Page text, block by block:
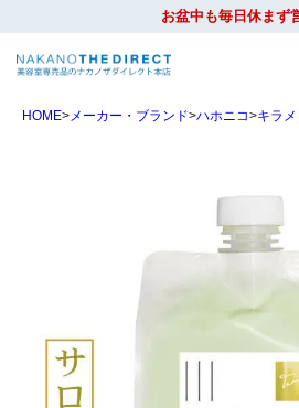
お盆中も毎日休まず
HOME メーカー・ブランド ハホニコ キラ